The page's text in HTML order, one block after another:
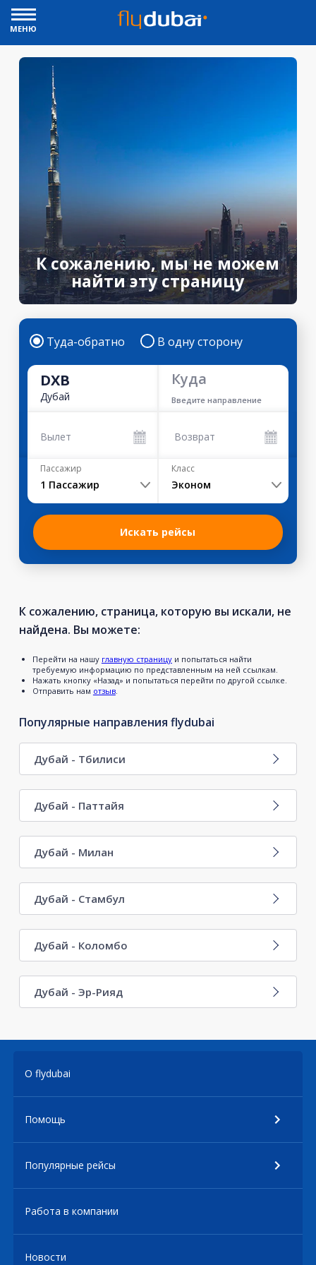
МЕНЮ
К сожалению, мы не можем
найти эту страницу
Туда-обратно В одну сторону
DXB
Дубай
Куда
Введите направление
Вылет Возврат
Пассажир
1 Пассажир
Класс
Эконом
Искать рейсы
К сожалению, страница, которую вы искали, не
найдена. Вы можете:
Перейти на нашу главную страницуи попытаться найти
требуемую информацию по представленным на ней ссылкам.
Нажать кнопку «Назад» и попытаться перейти по другой ссылке.
Отправить нам отзыв.
Популярные направления flydubai
Дубай - Тбилиси
Дубай - Паттайя
Дубай - Милан
Дубай - Стамбул
Дубай - Коломбо
Дубай - Эр-Рияд
О flydubai
Помощь
Популярные рейсы
Работа в компании
Новости